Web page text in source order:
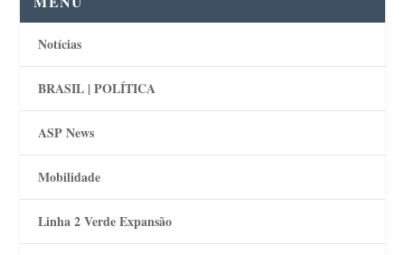
Notícias
BRASIL | POLÍTICA
ASP News
Mobilidade
Linha 2 Verde Expansão